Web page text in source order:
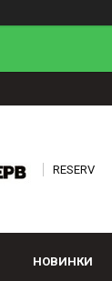
RESERV
НОВИНКИ